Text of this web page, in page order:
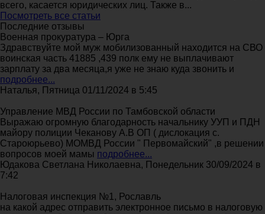
всего, касается юридических лиц. Также в...
Посмотреть все статьи
Последние отзывы
Военная прокуратура – Юрга
Здравствуйте мой муж мобилизованный находится на СВО
воинская часть 41885 ,439 полк ему не выплачивают
зарплату за два месяца,я уже не знаю куда звонить и
подробнее...
Наталья, Пятница 01/11/2024 в 5:45
Управление МВД России по Тамбовской области
Выражаю огромную благодарность начальнику УУП и ПДН
майору полиции Чеканову А.В ОП ( дислокация с.
Староюрьево) МОМВД России " Первомайский" ,в решении
вопросов моей мамы подробнее...
Юдакова Светлана Николаевна, Понедельник 30/09/2024 в
7:42
Налоговая инспекция №1, Рославль
на какой адрес отправить электронное письмо в налоговую